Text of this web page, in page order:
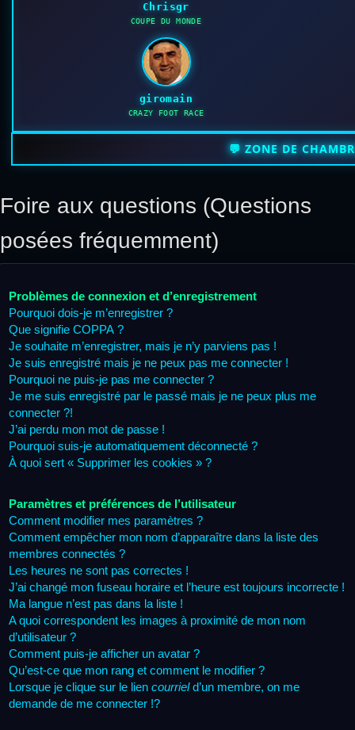
Chrisgr
COUPE DU MONDE
giromain
CRAZY FOOT RACE
💬 ZONE DE
Foire aux questions (Questions
posées fréquemment)
Problèmes de connexion et d’enregistrement
Pourquoi dois-je m’enregistrer ?
Que signifie COPPA ?
Je souhaite m’enregistrer, mais je n’y parviens pas !
Je suis enregistré mais je ne peux pas me connecter !
Pourquoi ne puis-je pas me connecter ?
Je me suis enregistré par le passé mais je ne peux plus me
connecter ?!
J’ai perdu mon mot de passe !
Pourquoi suis-je automatiquement déconnecté ?
À quoi sert « Supprimer les cookies » ?
Paramètres et préférences de l’utilisateur
Comment modifier mes paramètres ?
Comment empêcher mon nom d’apparaître dans la liste des
membres connectés ?
Les heures ne sont pas correctes !
J’ai changé mon fuseau horaire et l’heure est toujours incorrecte !
Ma langue n’est pas dans la liste !
A quoi correspondent les images à proximité de mon nom
d’utilisateur ?
Comment puis-je afficher un avatar ?
Qu’est-ce que mon rang et comment le modifier ?
Lorsque je clique sur le lien courrield’un membre, on me
demande de me connecter !?